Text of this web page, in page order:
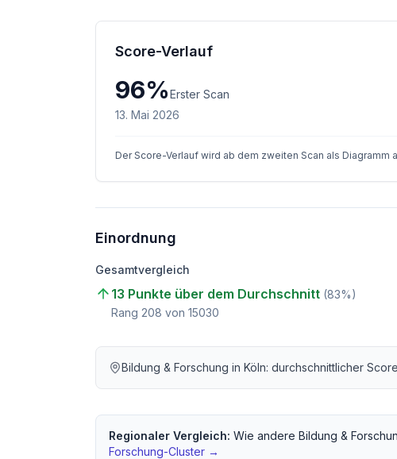
Score-Verlauf
96%Erster Scan
13. Mai 2026
Der Score-Verlauf wird ab dem zweiten Scan als Diagramm
Einordnung
Gesamtvergleich
13 Punkte über dem Durchschnitt (83%)
Rang 208 von 15030
Bildung & Forschung in Köln: durchschnittlicher Score
Regionaler Vergleich: Wie andere Bildung &
Forschung-Cluster →